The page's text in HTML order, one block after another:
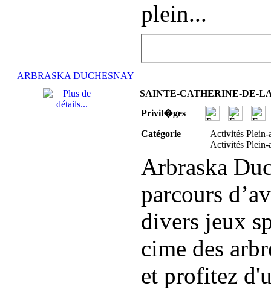
plein...
ARBRASKA DUCHESNAY
SAINTE-CATHERINE-DE-
Privil�ges
Catégorie
Activités
Activités
Arbraska
parcours
divers jeux
cime des
et profitez